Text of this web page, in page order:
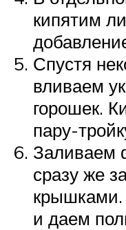
кипятим
Спустя
вливаем
горошек.
пару-
Заливаем
сразу же
и даем